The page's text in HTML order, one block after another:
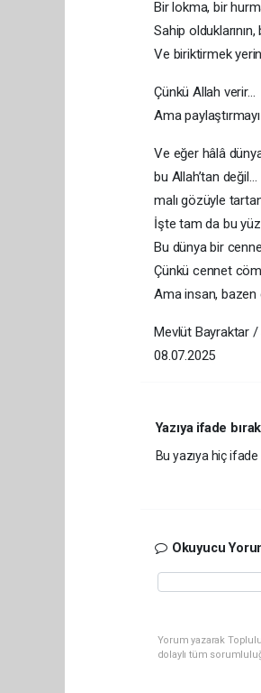
Bir lokma, bir
Sahip
Ve biriktirmek
Çünkü Allah verir…
Ama paylaştırmayı
Ve eğer hâlâ
bu Allah’tan değil…
malı gözüyle
İşte tam da bu
Bu dünya bir
Çünkü cennet
Ama insan,
Mevlüt Bayraktar /
08.07.2025
Yazıya ifade
Bu yazıya hiç
Okuyucu
Yorum yazarak
dolaylı tüm